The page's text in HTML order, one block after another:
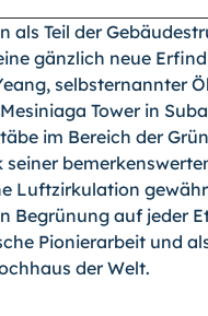
als Teil der
gänzlich neue
selbsternannter
Tower in
im Bereich der
Luftzirkulation
Begrünung auf jeder
Pionierarbeit und
der Welt.